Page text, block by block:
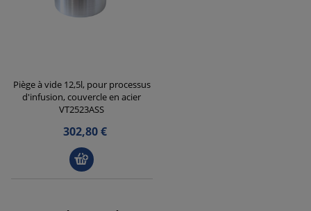
Piège à vide 12,5l, pour processus
d'infusion, couvercle en acier
VT2523ASS
302,80 €